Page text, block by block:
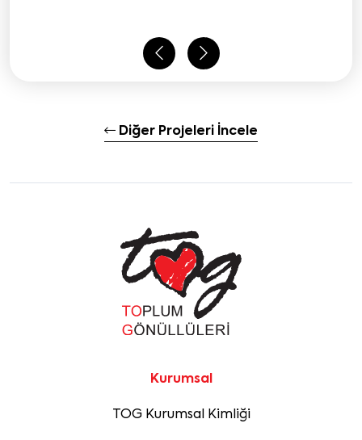
Diğer Projeleri İncele
Kurumsal
TOG Kurumsal Kimliği